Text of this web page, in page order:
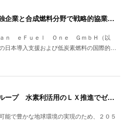
【環 境】ＥＮＥＯＳ 独企業と合成燃料分野で戦略的協業を開始
ａｎ ｅＦｕｅｌ Ｏｎｅ ＧｍｂＨ（以
日本導入支援および低炭素燃料の国際的…
【環 境】ＪＲ東日本グループ 水素利活用のＬＸ推進でゼロカーボンの取組みを加速
能で豊かな地球環境の実現のため、２０５